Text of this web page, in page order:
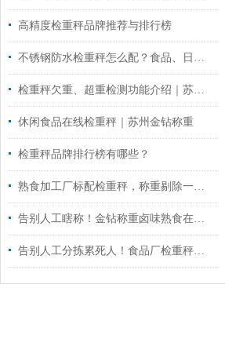
高精度检重秤品牌推荐与排行榜
不锈钢防水检重秤怎么配？食品、日化清洗车间关注这几项
检重秤欠重、超重检测功能介绍｜苏州金钻称重
休闲食品在线检重秤｜苏州金钻称重
检重秤品牌排行榜有哪些？
熟食加工厂标配检重秤，称重剔除一步到位
告别人工瞎称！金钻称重卤味熟食在线检重秤，1 分钟 180 件不翻车
告别人工分拣累死人！食品厂检重秤自动剔除次品，效率直接拉满